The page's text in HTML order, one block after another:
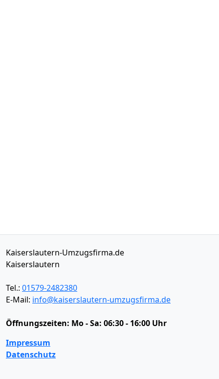
Kaiserslautern-Umzugsfirma.de
Kaiserslautern
Tel.: 01579-2482380
E-Mail: info@kaiserslautern-umzugsfirma.de
Öffnungszeiten: Mo - Sa: 06:30 - 16:00 Uhr
Impressum
Datenschutz